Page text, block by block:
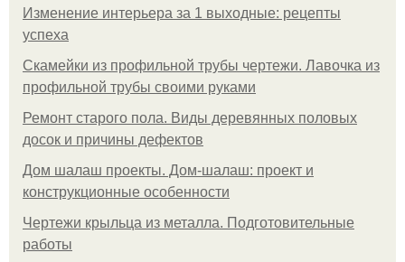
Изменение интерьера за 1 выходные: рецепты
успеха
Скамейки из профильной трубы чертежи. Лавочка из
профильной трубы своими руками
Ремонт старого пола. Виды деревянных половых
досок и причины дефектов
Дом шалаш проекты. Дом-шалаш: проект и
конструкционные особенности
Чертежи крыльца из металла. Подготовительные
работы